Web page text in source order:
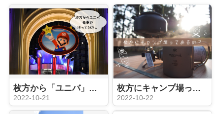
枚方から「ユニバ」電車で行ってみた
2022-10-21
枚方にキャンプ場ってあるの？
2022-10-22